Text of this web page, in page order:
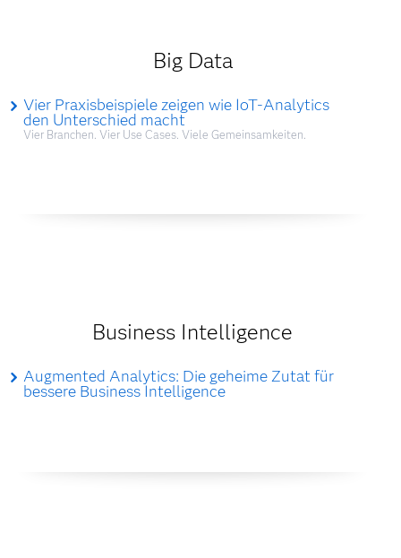
Big Data
Vier Praxisbeispiele zeigen wie IoT-Analytics
den Unterschied macht
Vier Branchen. Vier Use Cases. Viele Gemeinsamkeiten.
Business Intelligence
Augmented Analytics: Die geheime Zutat für
bessere Business Intelligence